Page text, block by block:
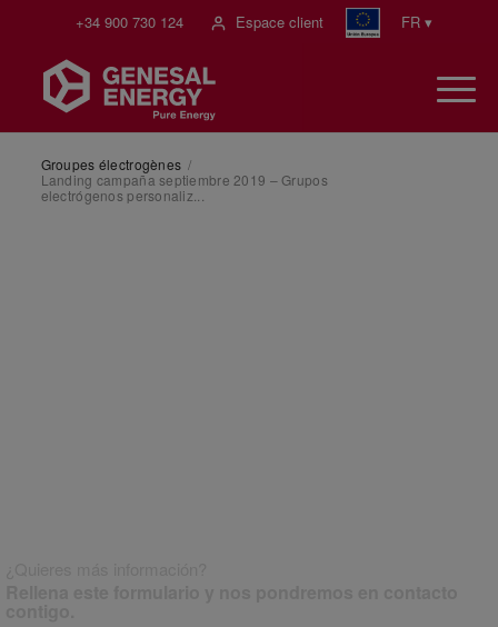
+34 900 730 124 Espace client FR ▾
Groupes électrogènes /
Landing campaña septiembre 2019 – Grupos
electrógenos personaliz...